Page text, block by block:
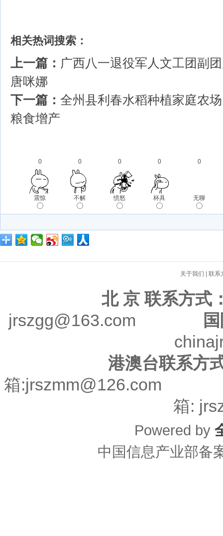
相关热词搜索：
上一篇： 广西八一退役军人文工团副
唐咪娜
下一篇： 全州县利春水稻种植家庭农
粮食增产
0
震惊
0
不解
0
愤怒
0
杯具
0
无聊
关于我们 联系
北 京 联系方式
jrszgg@163.com
港澳台联系方
箱
箱:
Powered by
中国信息产业部备